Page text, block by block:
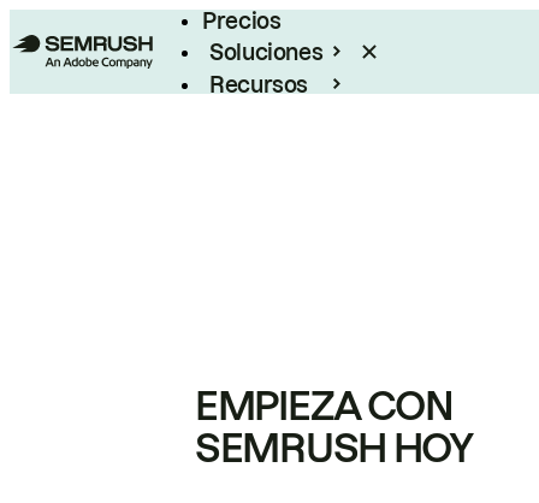
Precios
Soluciones
Recursos
EMPIEZA CON
SEMRUSH HOY